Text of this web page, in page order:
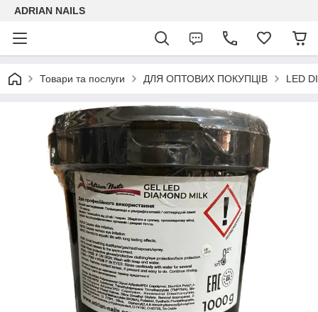
ADRIAN NAILS
Товари та послуги ДЛЯ ОПТОВИХ ПОКУПЦІВ LED